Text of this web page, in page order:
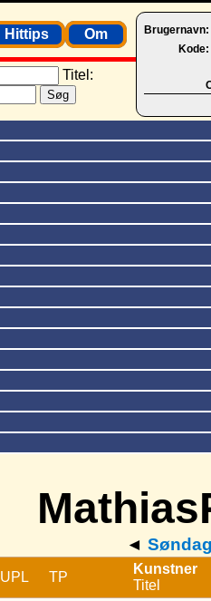
Brugernavn:
Kode:
Hittips Om
Titel:
◄
UPL TP
Kunstner
Titel